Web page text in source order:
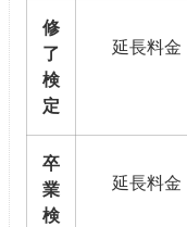
修
了
検
定
延長料金
卒
業
検
延長料金